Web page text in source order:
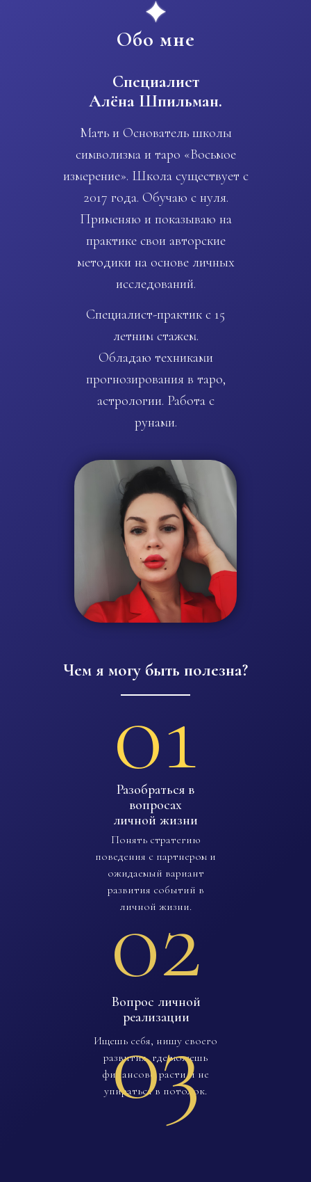
Ищешь себя, нишу своего
развития, где можешь
финансово расти и не
упираться в потолок.
02
Вопрос личной
реализации
Понять стратегию
поведения с партнером и
ожидаемый вариант
развития событий в
личной жизни.
Разобраться в
вопросах
личной жизни
01
Специалист-практик с 15
летним стажем.
Обладаю техниками
прогнозирования в таро,
астрологии. Работа с
рунами.
Мать и Основатель школы
символизма и таро «Восьмое
измерение». Школа существует с
2017 года. Обучаю с нуля.
Применяю и показываю на
практике свои авторские
методики на основе личных
исследований.
Специалист
Алёна Шпильман.
03
Чем я могу быть полезна?
Обо мне